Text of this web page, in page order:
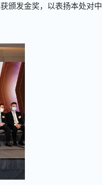
颁发金奖，以表扬本处对中